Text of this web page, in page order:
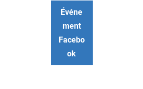
Événe
ment
Facebo
ok